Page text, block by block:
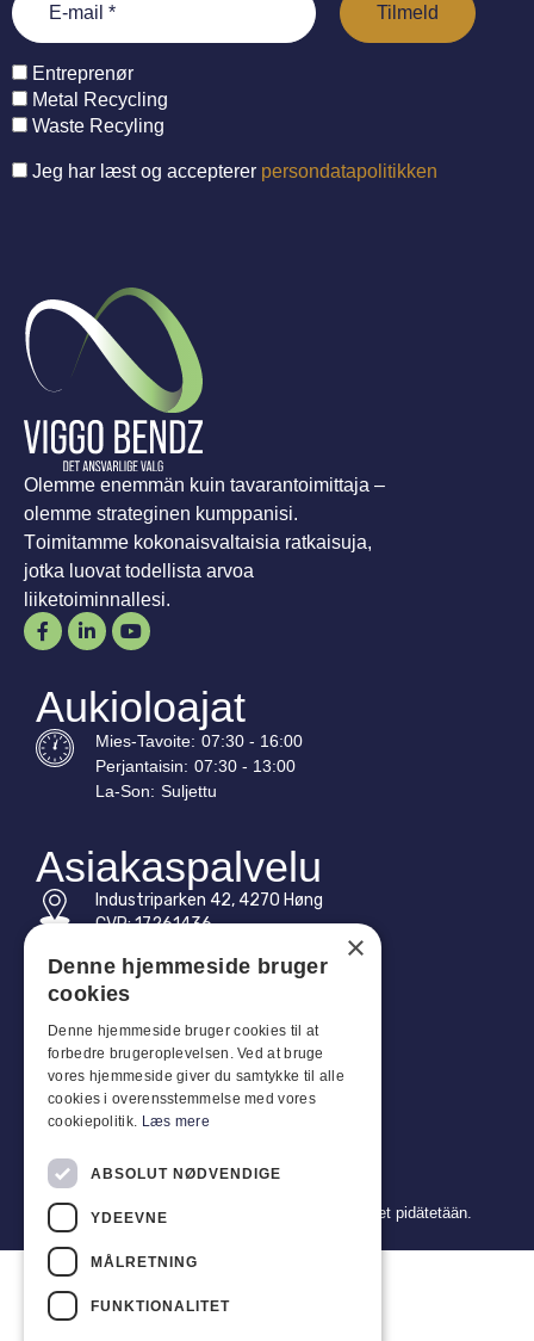
Entreprenør
Metal Recycling
Waste Recyling
Jeg har læst og accepterer persondatapolitikken
Olemme enemmän kuin tavarantoimittaja –
olemme strateginen kumppanisi.
Toimitamme kokonaisvaltaisia ratkaisuja,
jotka luovat todellista arvoa
liiketoiminnallesi.
Aukioloajat
Mies-Tavoite: 07:30 - 16:00
Perjantaisin: 07:30 - 13:00
La-Son: Suljettu
Asiakaspalvelu
Industriparken 42, 4270 Høng
CVR: 17261436
Puh: +45 4396 4122
Pikalinkit
Tietosuojakäytäntö
Myynti- ja toimitusehdot
Copyright 2024 © Viggo Bendz. Kaikki oikeudet pidätetään.
×
Denne hjemmeside bruger
cookies
Denne hjemmeside bruger cookies til at
forbedre brugeroplevelsen. Ved at bruge
vores hjemmeside giver du samtykke til alle
cookies i overensstemmelse med vores
cookiepolitik. Læs mere
ABSOLUT NØDVENDIGE
YDEEVNE
MÅLRETNING
FUNKTIONALITET